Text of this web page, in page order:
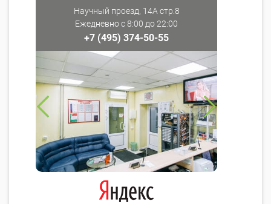
Научный проезд, 14А стр.8
Ежедневно с 8:00 до 22:00
+7 (495) 374-50-55